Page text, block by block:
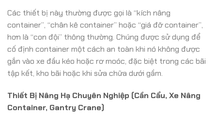
Các thiết bị này thường được gọi là “kích nâng
container”, “chân kê container” hoặc “giá đỡ container”,
hơn là “con đội” thông thường. Chúng được sử dụng để
cố định container một cách an toàn khi nó không được
gắn vào xe đầu kéo hoặc rơ moóc, đặc biệt trong các bãi
tập kết, kho bãi hoặc khi sửa chữa dưới gầm.
Thiết Bị Nâng Hạ Chuyên Nghiệp (Cần Cẩu, Xe Nâng
Container, Gantry Crane)